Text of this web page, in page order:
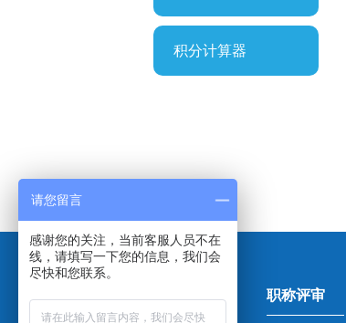
积分计算器
职称评审
请您留言
感谢您的关注，当前客服人员不在
线，请填写一下您的信息，我们会
尽快和您联系。